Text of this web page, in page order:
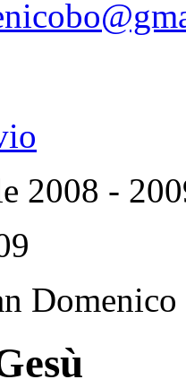
2008 -
Domenico